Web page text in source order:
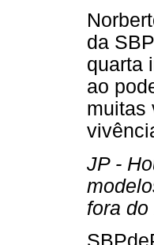
da
quarta
ao
muitas
JP -
fora